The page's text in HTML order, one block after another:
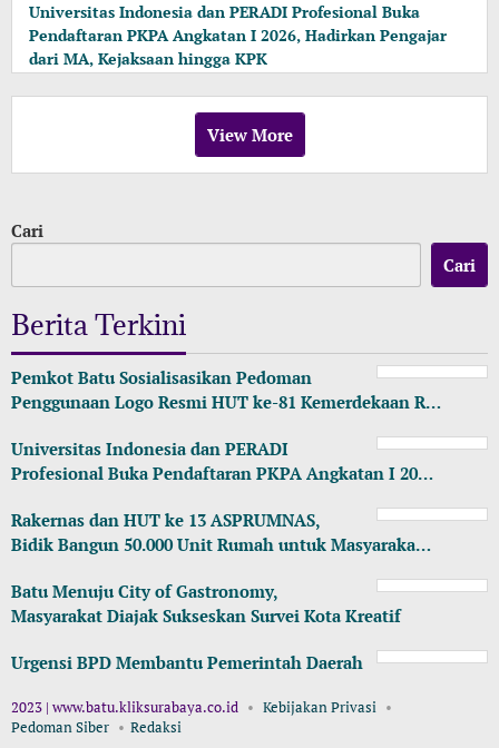
Universitas Indonesia dan PERADI Profesional Buka
Pendaftaran PKPA Angkatan I 2026, Hadirkan Pengajar
dari MA, Kejaksaan hingga KPK
View More
Cari
Cari
Berita Terkini
Pemkot Batu Sosialisasikan Pedoman
Penggunaan Logo Resmi HUT ke-81 Kemerdekaan R…
Universitas Indonesia dan PERADI
Profesional Buka Pendaftaran PKPA Angkatan I 20…
Rakernas dan HUT ke 13 ASPRUMNAS,
Bidik Bangun 50.000 Unit Rumah untuk Masyaraka…
Batu Menuju City of Gastronomy,
Masyarakat Diajak Sukseskan Survei Kota Kreatif
Urgensi BPD Membantu Pemerintah Daerah
2023 | www.batu.kliksurabaya.co.id
Kebijakan Privasi
Pedoman Siber
Redaksi